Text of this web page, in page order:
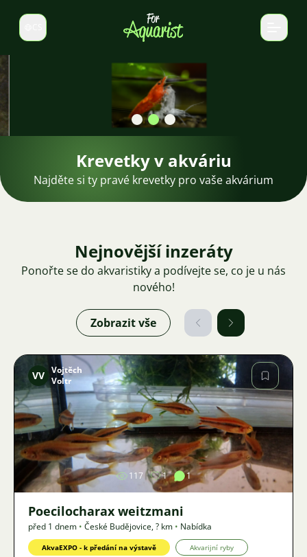
Select language
Krevetky v akváriu
Najděte si ty pravé krevetky pro vaše akvárium
Nejnovější inzeráty
Ponořte se do akvaristiky a podívejte se, co je u nás
nového!
Zobrazit vše
Obrázek
VV Vojtěch
Voltr
117 1 1
Poecilocharax weitzmani
před 1 dnem • České Budějovice,? km • Nabídka
AkvaEXPO - k předání na výstavě Akvarijní ryby